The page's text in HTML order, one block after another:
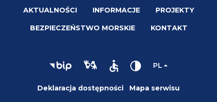
AKTUALNOŚCI INFORMACJE PROJEKTY
BEZPIECZEŃSTWO MORSKIE KONTAKT
PL
Deklaracja dostępności Mapa serwisu